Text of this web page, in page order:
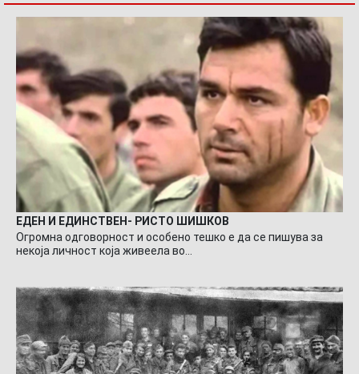
ЕДЕН И ЕДИНСТВЕН- РИСТО ШИШКОВ
Огромна одговорност и особено тешко е да се пишува за
некоја личност која живеела во…